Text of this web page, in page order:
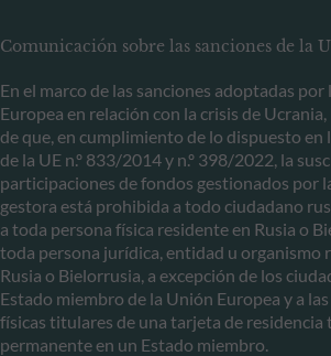
Comunicación sobre las sanciones de la
En el marco de las sanciones adoptadas por
Europea en relación con la crisis de
de que, en cumplimiento de lo dispuesto en
de la UE n.º 833/2014 y n.º 398/2022, la
participaciones de fondos gestionados por
gestora está prohibida a todo ciudadano
a toda persona física residente en Rusia o
toda persona jurídica, entidad u organismo
Rusia o Bielorrusia, a excepción de los
Estado miembro de la Unión Europea y a
físicas titulares de una tarjeta de residencia
permanente en un Estado miembro.